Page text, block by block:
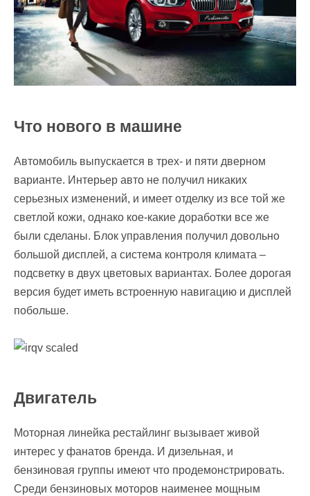
Что нового в машине
Автомобиль выпускается в трех- и пяти дверном
варианте. Интерьер авто не получил никаких
серьезных изменений, и имеет отделку из все той же
светлой кожи, однако кое-какие доработки все же
были сделаны. Блок управления получил довольно
большой дисплей, а система контроля климата –
подсветку в двух цветовых вариантах. Более дорогая
версия будет иметь встроенную навигацию и дисплей
побольше.
Двигатель
Моторная линейка рестайлинг вызывает живой
интерес у фанатов бренда. И дизельная, и
бензиновая группы имеют что продемонстрировать.
Среди бензиновых моторов наименее мощным